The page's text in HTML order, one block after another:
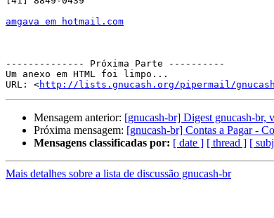
amgava em hotmail.com
-------------- Próxima Parte ----------
Um anexo em HTML foi limpo...
URL: <http://lists.gnucash.org/pipermail/gnucash-
Mensagem anterior: [gnucash-br] Digest gnucash-br,
Próxima mensagem: [gnucash-br] Contas a Pagar -
Mensagens classificadas por: [ date ] [ thread ] [
Mais detalhes sobre a lista de discussão gnucash-br